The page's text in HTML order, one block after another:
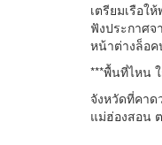
เตรียมเรือใ
ฟังประกาศจ
หน้าต่างล็อ
***พื้นที่ไหน
จังหวัดที่คาด
แม่ฮ่องสอน